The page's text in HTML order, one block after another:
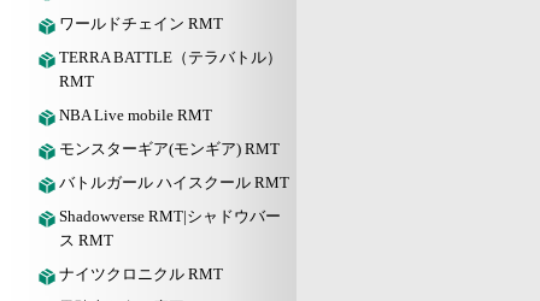
ワールドチェイン RMT
TERRA BATTLE（テラバトル）
RMT
NBA Live mobile RMT
モンスターギア(モンギア) RMT
バトルガール ハイスクール RMT
Shadowverse RMT|シャドウバー
ス RMT
ナイツクロニクル RMT